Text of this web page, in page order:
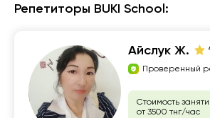
Репетиторы BUKI School:
Айслук Ж.
Проверенный
Стоимость
от 3500 тнг/час